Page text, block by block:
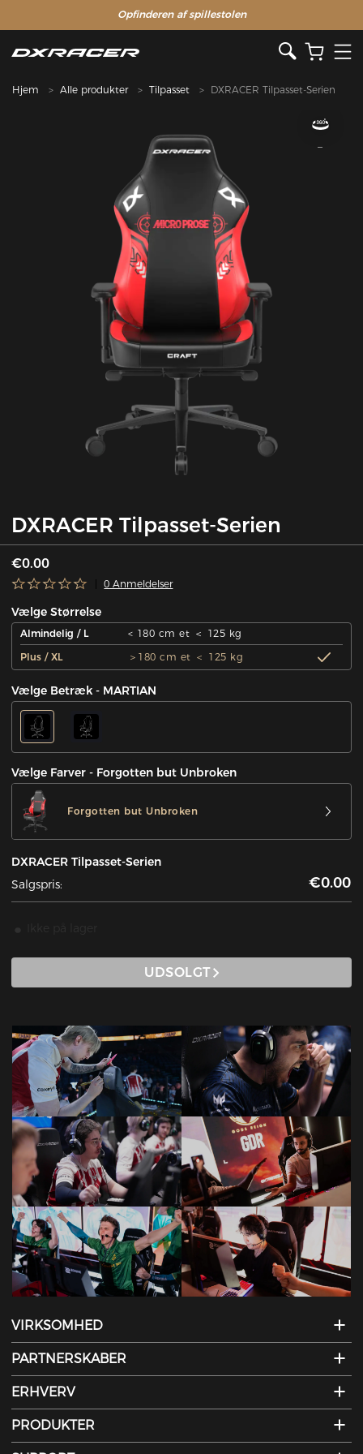
Opfinderen af ​​spillestolen
Hjem Alle produkter Tilpasset DXRACER Tilpasset-Serien
DXRACER Tilpasset-Serien
€0.00
0 Anmeldelser
Vælge Størrelse
Almindelig / L
< 180 cm et ＜ 125 kg
Plus / XL
＞180 cm et ＜ 125 kg
Vælge Betræk - MARTIAN
Vælge Farver - Forgotten but Unbroken
Forgotten but Unbroken
DXRACER Tilpasset-Serien
Salgspris:
€0.00
UDSOLGT
VIRKSOMHED
PARTNERSKABER
ERHVERV
PRODUKTER